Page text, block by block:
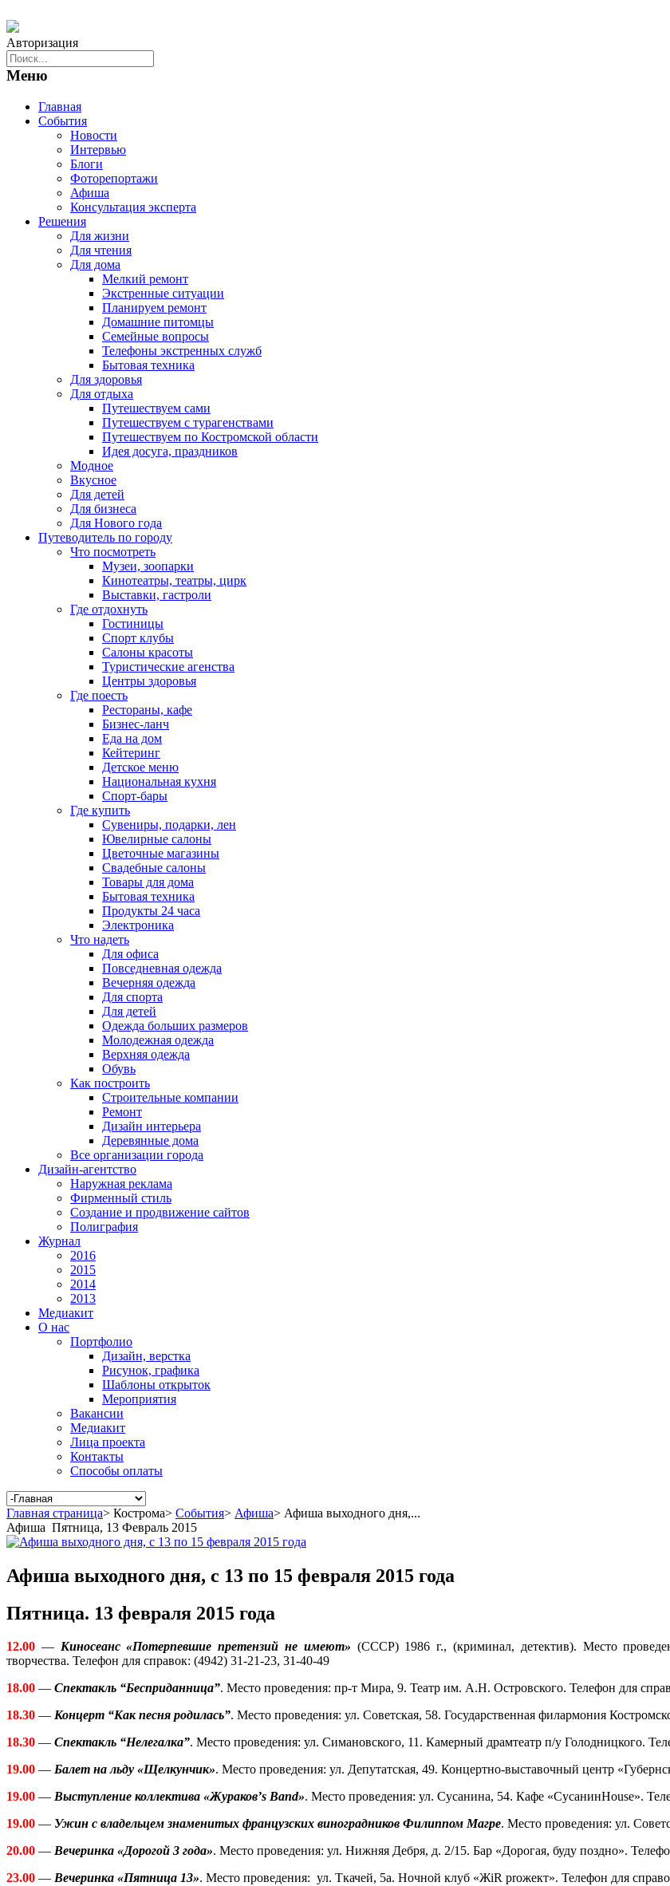
Авторизация
Меню
Главная
События
Новости
Интервью
Блоги
Фоторепортажи
Афиша
Консультация эксперта
Решения
Для жизни
Для чтения
Для дома
Мелкий ремонт
Экстренные ситуации
Планируем ремонт
Домашние питомцы
Семейные вопросы
Телефоны экстренных служб
Бытовая техника
Для здоровья
Для отдыха
Путешествуем сами
Путешествуем с турагенствами
Путешествуем по Костромской области
Идея досуга, праздников
Модное
Вкусное
Для детей
Для бизнеса
Для Нового года
Путеводитель по городу
Что посмотреть
Музеи, зоопарки
Кинотеатры, театры, цирк
Выставки, гастроли
Где отдохнуть
Гостиницы
Спорт клубы
Салоны красоты
Туристические агенства
Центры здоровья
Где поесть
Рестораны, кафе
Бизнес-ланч
Еда на дом
Кейтеринг
Детское меню
Национальная кухня
Спорт-бары
Где купить
Сувениры, подарки, лен
Ювелирные салоны
Цветочные магазины
Свадебные салоны
Товары для дома
Бытовая техника
Продукты 24 часа
Электроника
Что надеть
Для офиса
Повседневная одежда
Вечерняя одежда
Для спорта
Для детей
Одежда больших размеров
Молодежная одежда
Верхняя одежда
Обувь
Как построить
Строительные компании
Ремонт
Дизайн интерьера
Деревянные дома
Все организации города
Дизайн-агентство
Наружная реклама
Фирменный стиль
Создание и продвижение сайтов
Полиграфия
Журнал
2016
2015
2014
2013
Медиакит
О нас
Портфолио
Дизайн, верстка
Рисунок, графика
Шаблоны открыток
Мероприятия
Вакансии
Медиакит
Лица проекта
Контакты
Способы оплаты
Главная страница> Кострома> События> Афиша> Афиша выходного дня,...
Афиша Пятница, 13 Февраль 2015
Афиша выходного дня, с 13 по 15 февраля 2015 года
Пятница. 13 февраля 2015 года
12.00 — Киносеанс «Потерпевшие претензий не имеют» (СССР) 1986 г., (криминал, детектив). Место
творчества. Телефон для справок: (4942) 31-21-23, 31-40-49
18.00 — Спектакль “Бесприданница”. Место проведения: пр-т Мира, 9. Театр им. А.Н. Островского. Телефон для
18.30 — Концерт “Как песня родилась”. Место проведения: ул. Советская, 58. Государственная филармония
18.30 — Спектакль “Нелегалка”. Место проведения: ул. Симановского, 11. Камерный драмтеатр п/у Голодницкого.
19.00 — Балет на льду «Щелкунчик». Место проведения: ул. Депутатская, 49. Концертно-выставочный центр
19.00 — Выступление коллектива «Жураков’s Band». Место проведения: ул. Сусанина, 54. Кафе «СусанинHouse».
19.00 — Ужин с владельцем знаменитых французских виноградников Филиппом Магре. Место проведения: ул.
20.00 — Вечеринка «Дорогой 3 года». Место проведения: ул. Нижняя Дебря, д. 2/15. Бар «Дорогая, буду поздно».
23.00 — Вечеринка «Пятница 13». Место проведения: ул. Ткачей, 5а. Ночной клуб «ЖiR proжект». Телефон для